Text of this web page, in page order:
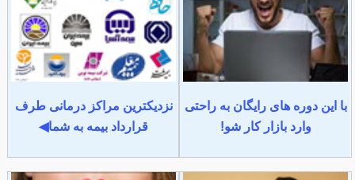
با این دوره های رایگان به راحتی
وارد بازار کار شو!
نزدیکترین مراکز درمانی طرف
قرارداد بیمه به شما◀